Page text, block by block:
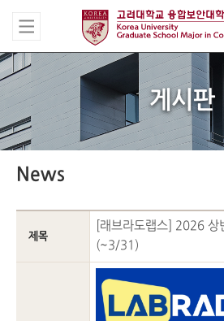
게시판
News
제목
[래브라도랩스] 2026 상
(~3/31)